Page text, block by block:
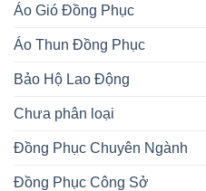
Áo Gió Đồng Phục
Áo Thun Đồng Phục
Bảo Hộ Lao Động
Chưa phân loại
Đồng Phục Chuyên Ngành
Đồng Phục Công Sở